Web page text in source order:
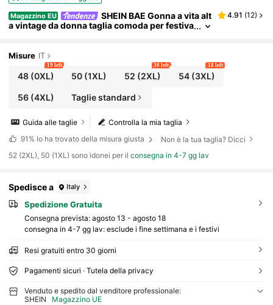
Magazzino EU
SHEIN BAE Gonna a vita alt
a vintage da donna taglia comoda per festiva
per festival musicali, per feste del Giorno dei Mo
rti, per l'estate, per stile western da cowgirl, per
concerti country, per Pasqua, gonna corta, estiv
a, gonna da donna per l'estate
4.91 (12)
Misure IT
48(0XL)
19 left
50 (1XL) 52 (2XL)
30 left
54(3XL)
18 left
56(4XL) Taglie standard
Controlla la mia taglia
Guida alle taglie
91% lo ha trovato della misura giusta
Non è la tua taglia? Dicci
52 (2XL), 50 (1XL) sono idonei per ilconsegna in 4-7 gg lav
Spedisce a Italy
Spedizione Gratuita
Consegna prevista: agosto 13 - agosto 18
consegna in 4-7 gg lav: esclude i fine settimana e i festivi
Resi gratuiti entro 30 giorni
Pagamenti sicuri · Tutela della privacy
Venduto e spedito dal venditore professionale:
SHEIN
Magazzino UE